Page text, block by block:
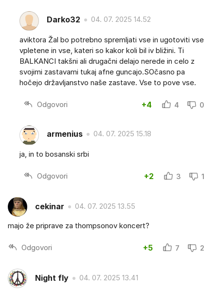
Darko32 04. 07. 2025 14.52
aviktora Žal bo potrebno spremljati vse in ugotoviti vse
vpletene in vse, kateri so kakor koli bil iv bližini. Ti
BALKANCI takšni ali drugačni delajo nerede in celo z
svojimi zastavami tukaj afne guncajo.SOčasno pa
hočejo državljanstvo naše zastave. Vse to pove vse.
Odgovori +4 4 0
armenius 04. 07. 2025 15.18
ja, in to bosanski srbi
Odgovori +2 3 1
cekinar 04. 07. 2025 13.55
majo že priprave za thompsonov koncert?
Odgovori +5 7 2
Night fly 04. 07. 2025 13.41